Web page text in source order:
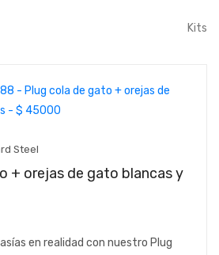
Kits
Steel
+ orejas de gato blancas y
en realidad con nuestro Plug